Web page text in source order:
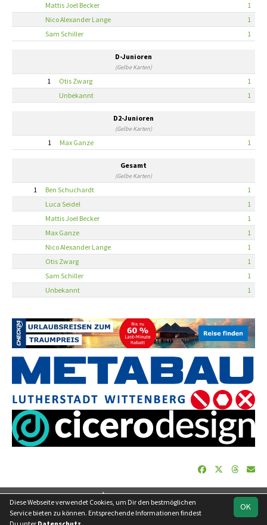
Mattis Joel Becker
1
Nico Alexander Lange
1
Sam Schiller
1
D-Junioren
(Gelbe Karten)
1 Otis Zwarg
1
Unbekannt
1
D2-Junioren
(Gelbe Karten)
1 Max Ganze 1
Gesamt
(Gelbe Karten)
1 Ben Schuchardt
1
Luca Seidel
1
Mattis Joel Becker
1
Max Ganze
1
Nico Alexander Lange
1
Otis Zwarg
1
Sam Schiller
1
Unbekannt
1
soccero.de
OK
Diese Webseite verwendet Cookies, um Dir den bestmöglichen
Service bieten zu können. Entsprechende Informationen findest